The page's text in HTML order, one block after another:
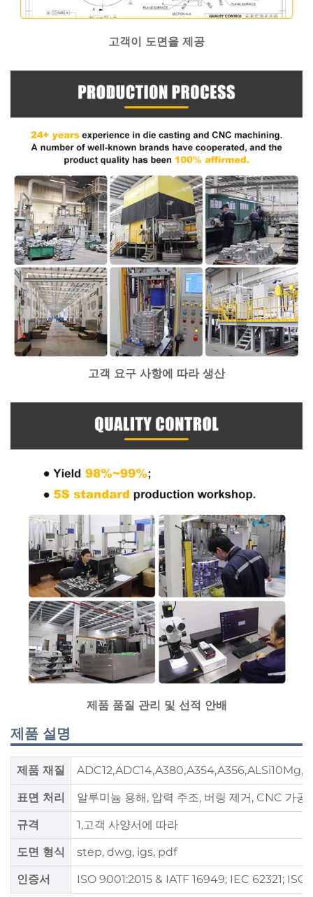
고객이 도면을 제공
고객 요구 사항에 따라 생산
제품 품질 관리 및 선적 안배
제품 설명
제품 재질
표면 처리 알루미늄 용해, 압력 주조, 버링 제거, CNC 가
규격 1,고객 사양서에 따라
도면 형식 step, dwg, igs, pdf
인증서 ISO 9001:2015 & IATF 16949; IEC 62321;